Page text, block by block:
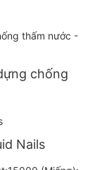
chống
Nails